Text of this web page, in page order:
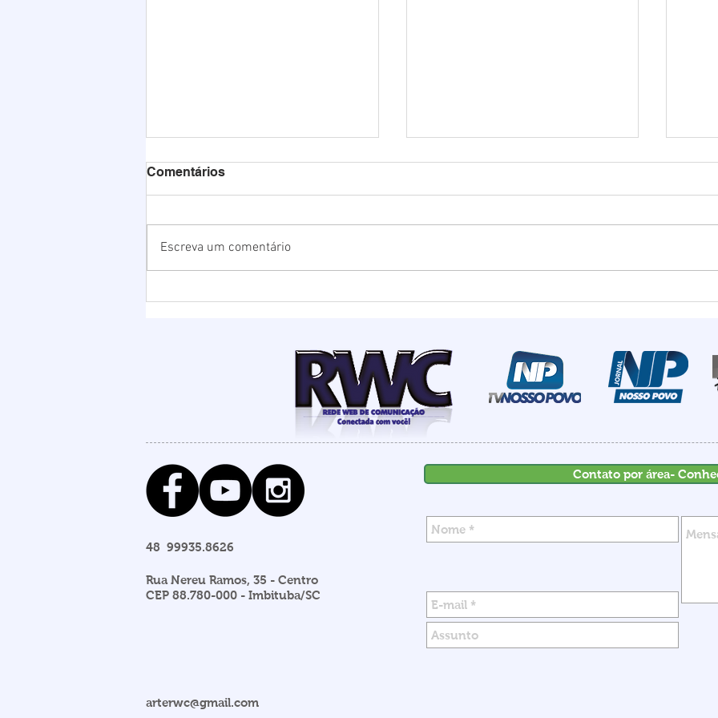
homicídios para o mês de
maio em 18 anos
Comentários
Escreva um comentário
Rua Nereu Ramos, 35 - Centro
CEP 88.780-000 - Imbituba/SC
arterwc@gmail.com
48 99935.8626
Contato por área-